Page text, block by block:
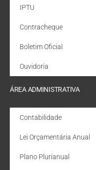
IPTU
Contracheque
Boletim Oficial
Ouvidoria
ÁREA ADMINISTRATIVA
Contabilidade
Lei Orçamentária Anual
Plano Plurianual